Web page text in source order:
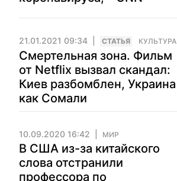
21.01.2021 09:34 CТАТЬЯ КУЛЬТУРА
Смертельная зона. Фильм
от Netflix вызвал скандал:
Киев разбомблен, Украина
как Сомали
10.09.2020 16:42 МИР
В США из-за китайского
слова отстранили
профессора по